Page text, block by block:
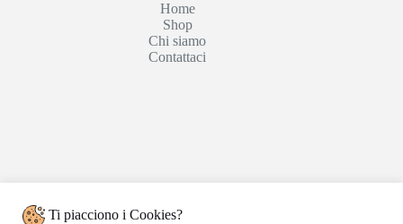
Home
Shop
Chi siamo
Contattaci
Ti piacciono i Cookies?